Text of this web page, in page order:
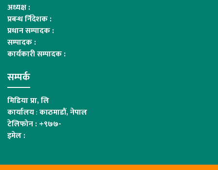
अध्यक्ष :
प्रबन्ध र्निदेशक :
प्रधान सम्पादक :
सम्पादक :
कार्यकारी सम्पादक :
सम्पर्क
मिडिया प्रा, लि
कार्यालय:काठमाडौं, नेपाल
टेलिफोन : +९७७-
इमेल :